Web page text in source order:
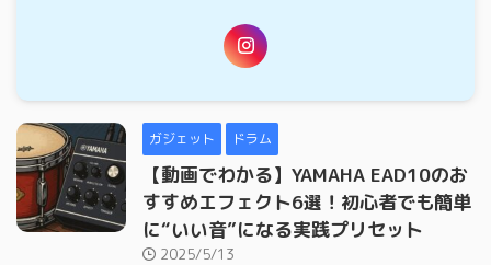
ガジェット ドラム
【動画でわかる】YAMAHA EAD10のお
すすめエフェクト6選！初心者でも簡単
に“いい音”になる実践プリセット
2025/5/13